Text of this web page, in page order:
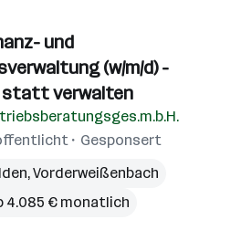
und
(w/m/d) -
statt verwalten
Gesponsert
,Vorderweißenbach
4.085 € monatlich